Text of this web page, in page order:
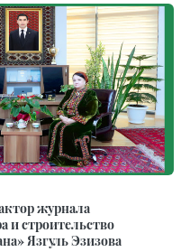
журнала
и строительство
Язгуль Эзизова